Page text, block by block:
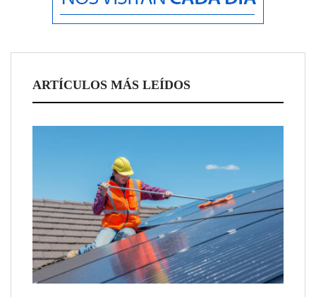
Drones: la revolución aérea en España y la crucial importancia de la
ARTÍCULOS MÁS LEÍDOS